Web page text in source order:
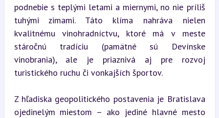
podnebie s teplými letami a miernymi, no nie príliš
tuhými zimami. Táto klíma nahráva nielen
kvalitnému vinohradníctvu, ktoré má v meste
stáročnú tradíciu (pamätné sú Devínske
vinobrania), ale je priaznivá aj pre rozvoj
turistického ruchu či vonkajších športov.
Z hľadiska geopolitického postavenia je Bratislava
ojedinelým miestom – ako jediné hlavné mesto